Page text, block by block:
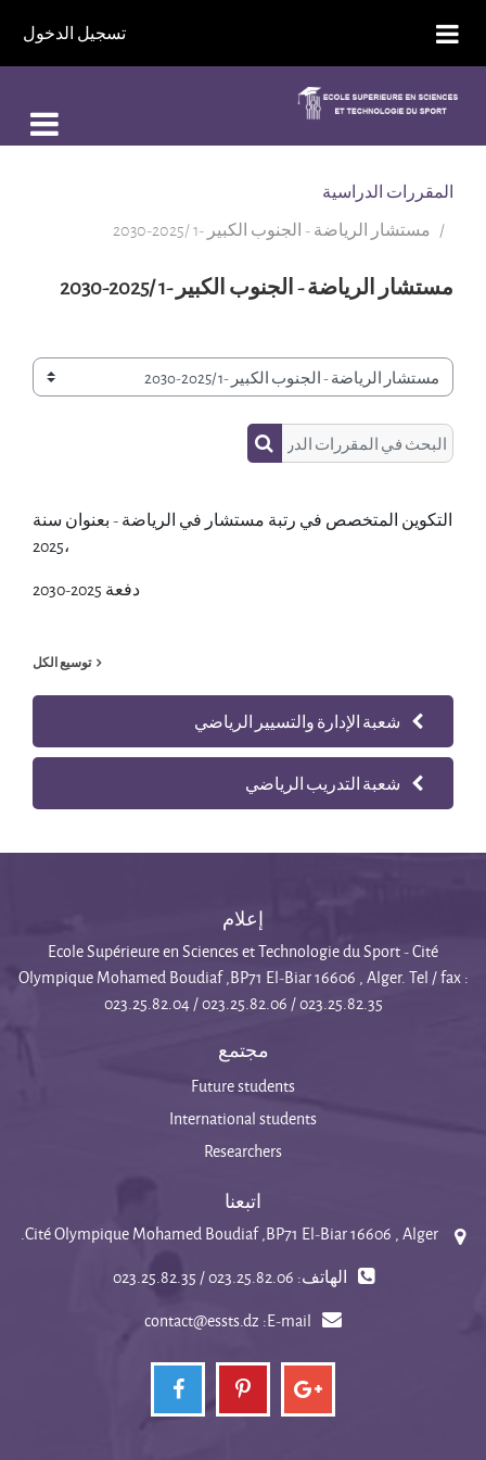
تسجيل الدخول
المقررات الدراسية
مستشار الرياضة - الجنوب الكبير -1 /2025-2030
مستشار الرياضة - الجنوب الكبير -1 /2025-2030
تصنيفات المقررات
البحث في المقررات الدراسية
البحث في المقررات الدراسية
التكوين المتخصص في رتبة مستشار في الرياضة -بعنوان سنة
2025،
دفعة 2025-2030
توسيع الكل
شعبة الإدارة والتسيير الرياضي
شعبة التدريب الرياضي
إعلام
Ecole Supérieure en Sciences et Technologie du Sport - Cité
Olympique Mohamed Boudiaf ,BP71 El-Biar 16606 , Alger. Tel / fax :
023.25.82.04 / 023.25.82.06 / 023.25.82.35
مجتمع
Future students
International students
Researchers
اتبعنا
Cité Olympique Mohamed Boudiaf ,BP71 El-Biar 16606 , Alger.
الهاتف: 023.25.82.06 / 023.25.82.35
E-mail:
contact@essts.dz